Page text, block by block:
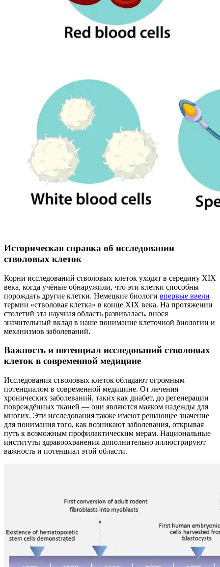
Историческая справка об исследовании
стволовых клеток
Корни исследований стволовых клеток уходят в середину XIX
века, когда учёные обнаружили, что эти клетки способны
порождать другие клетки. Немецкие биологи впервые ввели
термин «стволовая клетка» в конце XIX века. На протяжении
столетий эта научная область развивалась, внося
значительный вклад в наше понимание клеточной биологии и
механизмов заболеваний.
Важность и потенциал исследований стволовых
клеток в современной медицине
Исследования стволовых клеток обладают огромным
потенциалом в современной медицине. От лечения
хронических заболеваний, таких как диабет, до регенерации
повреждённых тканей — они являются маяком надежды для
многих. Эти исследования также имеют решающее значение
для понимания того, как возникают заболевания, открывая
путь к возможным профилактическим мерам. Национальные
институты здравоохранения дополнительно иллюстрируют
важность и потенциал этой области.